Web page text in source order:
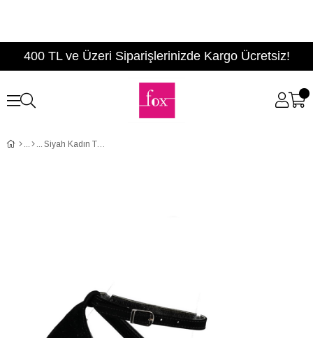
400 TL ve Üzeri Siparişlerinizde Kargo Ücretsiz!
Siyah Kadın Topuklu Ayakkabı B922114302